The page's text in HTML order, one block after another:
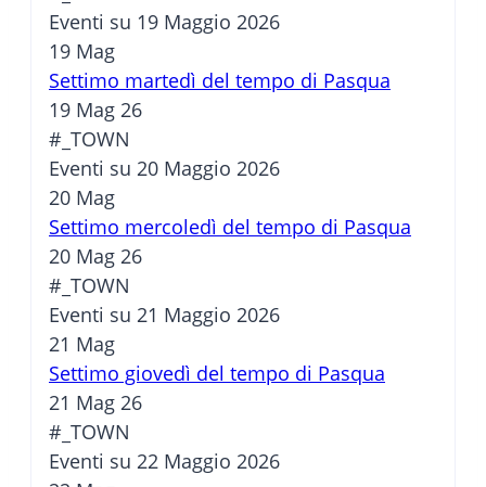
Eventi su 19 Maggio 2026
19 Mag
Settimo martedì del tempo di Pasqua
19 Mag 26
#_TOWN
Eventi su 20 Maggio 2026
20 Mag
Settimo mercoledì del tempo di Pasqua
20 Mag 26
#_TOWN
Eventi su 21 Maggio 2026
21 Mag
Settimo giovedì del tempo di Pasqua
21 Mag 26
#_TOWN
Eventi su 22 Maggio 2026